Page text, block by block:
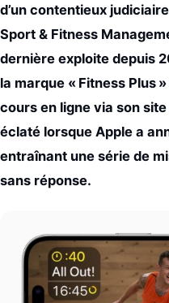
d’un contentieux
Sport & Fitness
dernière exploite depuis
la marque « Fitness Plus
cours en ligne via son
éclaté lorsque Apple a
entraînant une série de
sans réponse.